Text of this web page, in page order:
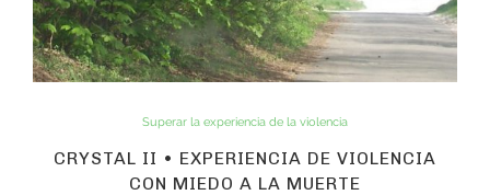
Superar la experiencia de la violencia
CRYSTAL II • EXPERIENCIA DE VIOLENCIA
CON MIEDO A LA MUERTE